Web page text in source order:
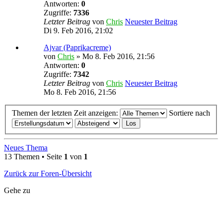
Antworten: 0
Zugriffe: 7336
Letzter Beitrag von Chris Neuester Beitrag
Di 9. Feb 2016, 21:02
Ajvar (Paprikacreme)
von Chris » Mo 8. Feb 2016, 21:56
Antworten: 0
Zugriffe: 7342
Letzter Beitrag von Chris Neuester Beitrag
Mo 8. Feb 2016, 21:56
Themen der letzten Zeit anzeigen: Sortiere nach
Neues Thema
13 Themen • Seite 1 von 1
Zurück zur Foren-Übersicht
Gehe zu